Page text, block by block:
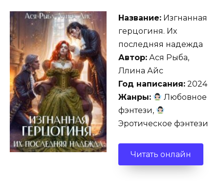
Название: Изгнанная
герцогиня. Их
последняя надежда
Автор: Ася Рыба,
Ллина Айс
Год написания: 2024
Жанры:
Любовное
фэнтези,
Эротическое фэнтези
Читать онлайн